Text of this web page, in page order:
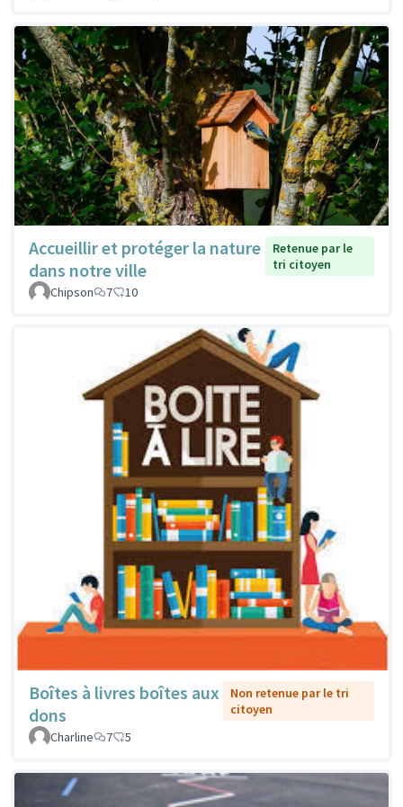
Accueillir et protéger la nature
dans notre ville
Retenue par le
tri citoyen
Chipson
7 10
Boîtes à livres boîtes aux
dons
Non retenue par le tri
citoyen
Charline
7 5